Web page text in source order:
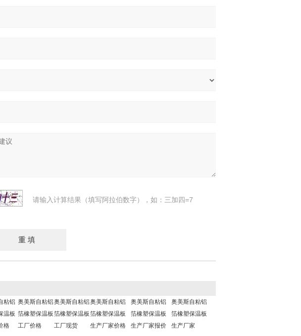
请输入计算结果（填写阿拉伯数字），如：三加四=7
粘铝
温板
格
奥美斯自粘铝
箔橡塑保温板
工厂价格
奥美斯自粘铝
箔橡塑保温板
工厂现货
奥美斯自粘铝
箔橡塑保温板
生产厂家价格
奥美斯自粘铝
箔橡塑保温板
生产厂家报价
奥美斯自粘铝
箔橡塑保温板
生产厂家